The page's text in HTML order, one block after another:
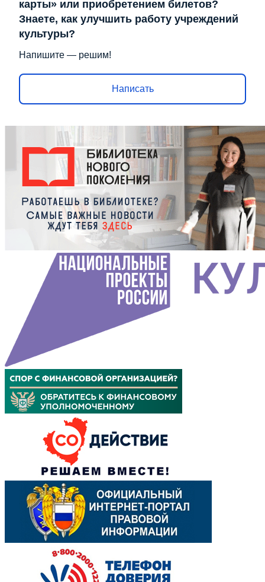
карты» или приобретением билетов?
Знаете, как улучшить работу учреждений
культуры?
Напишите — решим!
Написать